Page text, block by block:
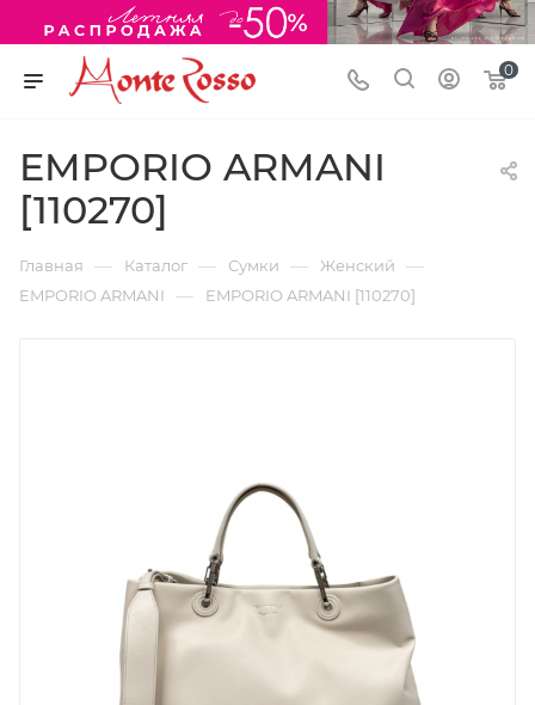
0
EMPORIO ARMANI
[110270]
Главная — Каталог — Сумки — Женский —
EMPORIO ARMANI — EMPORIO ARMANI [110270]